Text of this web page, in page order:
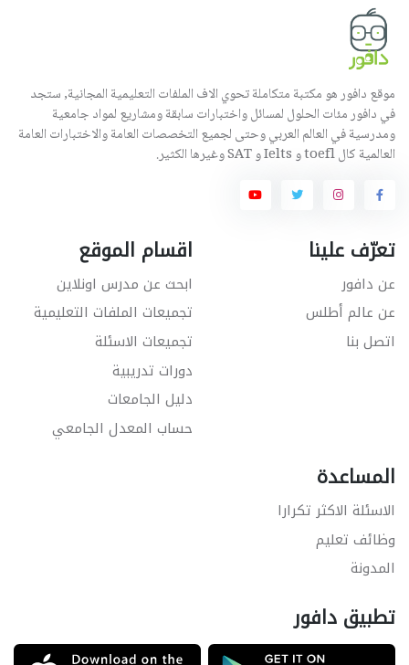
موقع دافور هو مكتبة متكاملة تحوي الاف الملفات التعليمية المجانية, ستجد
في دافور مئات الحلول لمسائل واختبارات سابقة ومشاريع لمواد جامعية
ومدرسية في العالم العربي وحتى لجميع التخصصات العامة والاختبارات العامة
العالمية كال toefl و Ielts و SAT وغيرها الكثير.
تعرّف علينا
عن دافور
عن عالم أطلس
اتصل بنا
اقسام الموقع
ابحث عن مدرس اونلاين
تجميعات الملفات التعليمية
تجميعات الاسئلة
دورات تدريبية
دليل الجامعات
حساب المعدل الجامعي
المساعدة
الاسئلة الاكثر تكرارا
وظائف تعليم
المدونة
تطبيق دافور